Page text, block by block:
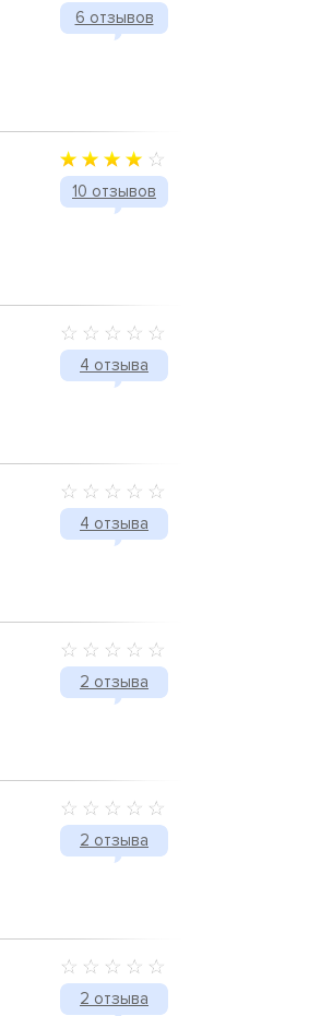
6 отзывов
10 отзывов
4 отзыва
4 отзыва
2 отзыва
2 отзыва
2 отзыва